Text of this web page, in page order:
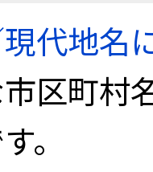
代地名
区町村
。